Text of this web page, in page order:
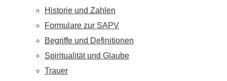
Historie und Zahlen
Formulare zur SAPV
Begriffe und Definitionen
Spiritualität und Glaube
Trauer